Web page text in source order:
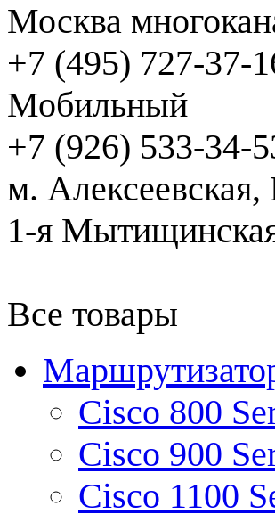
Москва
+7 (495) 727-37-
Мобильный
+7 (926) 533-34-
м.
1-я
Все товары
Cisco 800
Cisco 900
Cisco 1100